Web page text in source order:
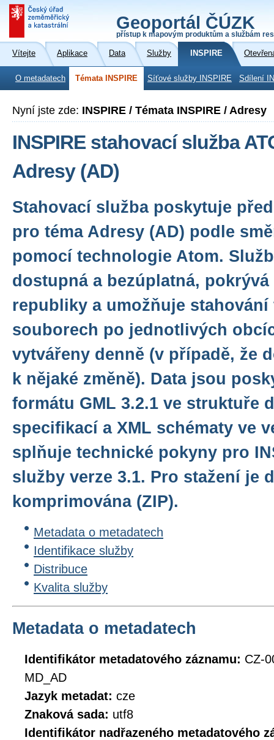
Geoportál ČÚZK
přístup k mapovým produktům a službám
Vítejte Aplikace Data Služby INSPIRE
O metadatech Témata INSPIRE Síťové služby INSPIRE Sdílení
Nyní jste zde: INSPIRE / Témata INSPIRE / Adresy
INSPIRE stahovací služba
Adresy (AD)
Stahovací služba poskytuje
pro téma Adresy (AD) podle
pomocí technologie Atom.
dostupná a bezúplatná, pokrývá
republiky a umožňuje stahování
souborech po jednotlivých
vytvářeny denně (v případě, že
k nějaké změně). Data jsou
formátu GML 3.2.1 ve struktuře
specifikací a XML schématy ve
splňuje technické pokyny pro
služby verze 3.1. Pro stažení je
komprimována (ZIP).
Metadata o metadatech
Identifikace služby
Distribuce
Kvalita služby
Metadata o metadatech
Identifikátor metadatového záznamu: CZ-
MD_AD
Jazyk metadat: cze
Znaková sada: utf8
Identifikátor nadřazeného metadatového